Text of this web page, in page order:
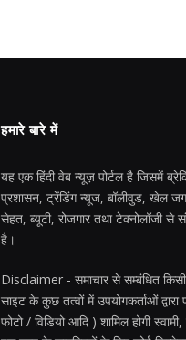
हमारे बारे में
यह एक हिंदी वेब न्यूज़ पोर्टल है जिसमें
प्रशासन, ट्रेंडिंग न्यूज, बॉलीवुड, खेल
सेहत, ब्यूटी, रोजगार तथा टेक्नोलॉजी से
है।
Disclaimer - समाचार से सम्बंधित
साइट के कुछ तत्वों में उपयोगकर्ताओं
फोटो / विडियो आदि ) शामिल होगी